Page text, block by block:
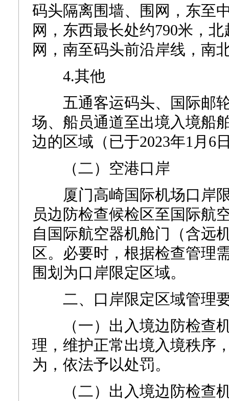
码头隔离围墙、围网，东至
网，东西最长处约790米，
网，南至码头前沿岸线，南
4.其他
五通客运码头、国际邮轮
场、船员通道至出境入境船
边的区域（已于2023年1月6
（二）空港口岸
厦门高崎国际机场口岸限
员边防检查候检区至国际航
自国际航空器机舱门（含远
区。必要时，根据检查管理
围划为口岸限定区域。
二、口岸限定区域管理
（一）出入境边防检查机
理，维护正常出境入境秩序
为，依法予以处罚。
（二）出入境边防检查机